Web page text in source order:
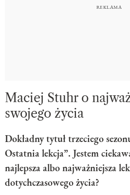
Maciej Stuhr o
swojego życia
Dokładny tytuł trzeciego
Ostatnia lekcja”. Jestem
najlepsza albo najważniejsza
dotychczasowego życia?